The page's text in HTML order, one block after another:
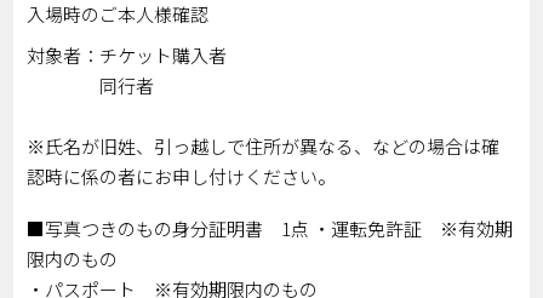
入場時のご本人様確認
対象者：チケット購入者
同行者
※氏名が旧姓、引っ越しで住所が異なる、などの場合は確
認時に係の者にお申し付けください。
■写真つきのもの身分証明書 1点 ・運転免許証 ※有効期
限内のもの
・パスポート ※有効期限内のもの